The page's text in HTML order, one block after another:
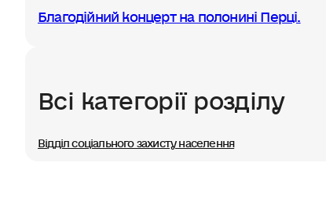
Благодійний концерт на полонині Перці.
Всі категорії розділу
Відділ соціального захисту населення